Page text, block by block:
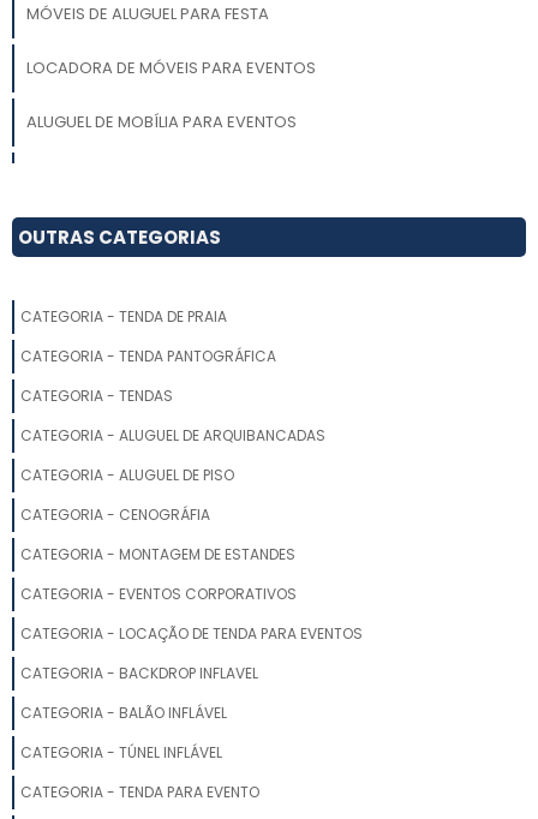
MÓVEIS DE ALUGUEL PARA FESTA
LOCADORA DE MÓVEIS PARA EVENTOS
ALUGUEL DE MOBÍLIA PARA EVENTOS
LOCAÇÃO MÓVEIS PARA EVENTOS
OUTRAS CATEGORIAS
CATEGORIA - TENDA DE PRAIA
CATEGORIA - TENDA PANTOGRÁFICA
CATEGORIA - TENDAS
CATEGORIA - ALUGUEL DE ARQUIBANCADAS
CATEGORIA - ALUGUEL DE PISO
CATEGORIA - CENOGRÁFIA
CATEGORIA - MONTAGEM DE ESTANDES
CATEGORIA - EVENTOS CORPORATIVOS
CATEGORIA - LOCAÇÃO DE TENDA PARA EVENTOS
CATEGORIA - BACKDROP INFLAVEL
CATEGORIA - BALÃO INFLÁVEL
CATEGORIA - TÚNEL INFLÁVEL
CATEGORIA - TENDA PARA EVENTO